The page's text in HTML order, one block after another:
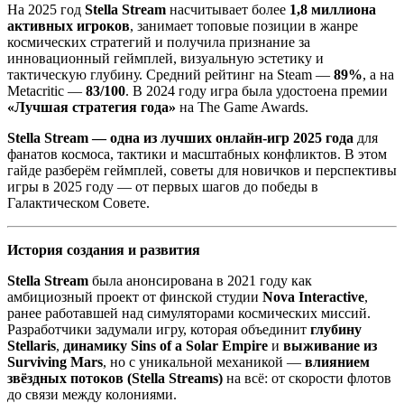
На 2025 год Stella Stream насчитывает более 1,8 миллиона
активных игроков, занимает топовые позиции в жанре
космических стратегий и получила признание за
инновационный геймплей, визуальную эстетику и
тактическую глубину. Средний рейтинг на Steam — 89%, а на
Metacritic — 83/100. В 2024 году игра была удостоена премии
«Лучшая стратегия года» на The Game Awards.
Stella Stream — одна из лучших онлайн-игр 2025 года для
фанатов космоса, тактики и масштабных конфликтов. В этом
гайде разберём геймплей, советы для новичков и перспективы
игры в 2025 году — от первых шагов до победы в
Галактическом Совете.
История создания и развития
Stella Stream была анонсирована в 2021 году как
амбициозный проект от финской студии Nova Interactive,
ранее работавшей над симуляторами космических миссий.
Разработчики задумали игру, которая объединит глубину
Stellaris, динамику Sins of a Solar Empire и выживание из
Surviving Mars, но с уникальной механикой — влиянием
звёздных потоков (Stella Streams) на всё: от скорости флотов
до связи между колониями.